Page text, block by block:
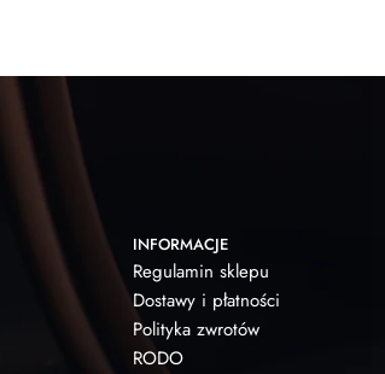
INFORMACJE
Regulamin sklepu
Dostawy i płatności
Polityka zwrotów
RODO